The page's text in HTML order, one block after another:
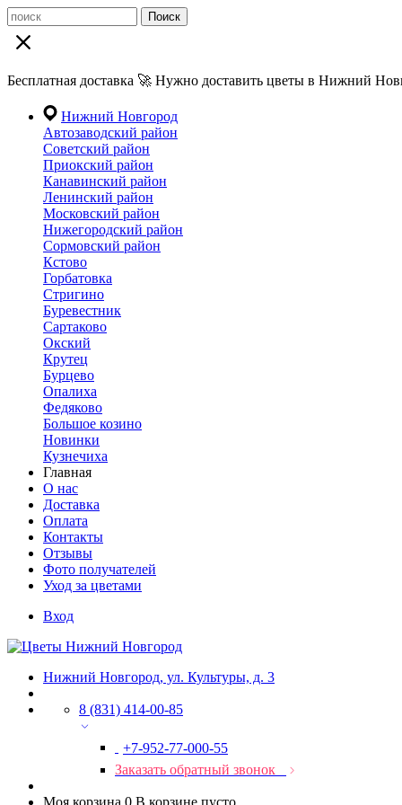
Поиск
Бесплатная доставка 🚀 Нужно доставить цветы в Нижний
Нижний Новгород
Автозаводский район
Советский район
Приокский район
Канавинский район
Ленинский район
Московский район
Нижегородский район
Сормовский район
Кстово
Горбатовка
Стригино
Буревестник
Сартаково
Окский
Крутец
Бурцево
Опалиха
Федяково
Большое козино
Новинки
Кузнечиха
Главная
О нас
Доставка
Оплата
Контакты
Отзывы
Фото получателей
Уход за цветами
Вход
Нижний Новгород, ул. Культуры, д. 3
8 (831) 414-00-85
+7-952-77-000-55
Заказать обратный звонок